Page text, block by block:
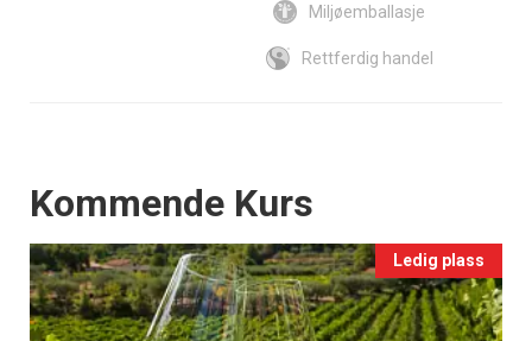
Miljøemballasje
Rettferdig handel
Events
Kommende Kurs
Ledig plass